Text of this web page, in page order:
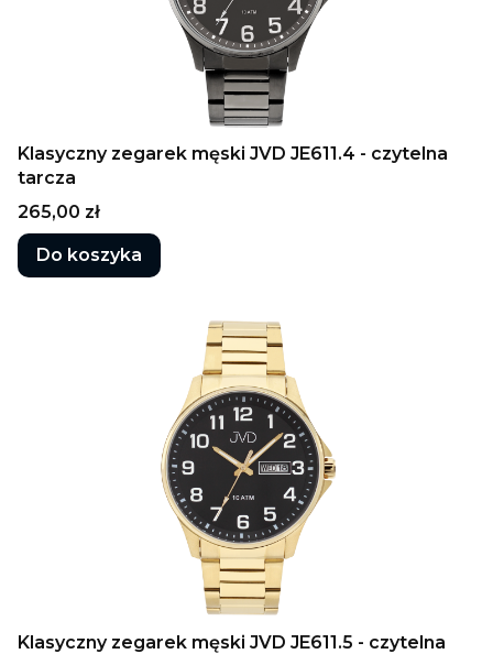
Klasyczny zegarek męski JVD JE611.4 - czytelna
tarcza
Cena
265,00 zł
Do koszyka
Klasyczny zegarek męski JVD JE611.5 - czytelna